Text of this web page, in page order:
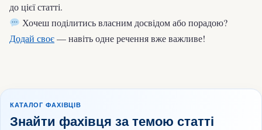
до цієї статті.
Хочеш поділитись власним досвідом або порадою?
Додай своє— навіть одне речення вже важливе!
КАТАЛОГ ФАХІВЦІВ
Знайти фахівця за темою статті